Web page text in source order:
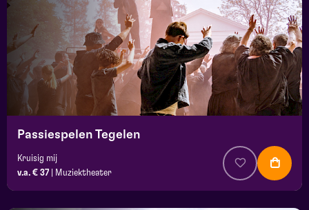
Passiespelen Tegelen
Kruisig mij
v.a. € 37
Muziektheater